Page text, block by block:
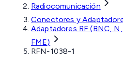
Radiocomunicación
Conectores y
Adaptadores RF (BNC,
FME)
RFN-1038-1